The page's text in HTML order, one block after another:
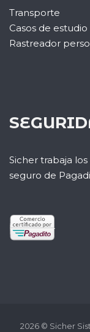
Transporte
Casos de estudio
Rastreador
Sicher trabaja
seguro de
2026 © Sicher